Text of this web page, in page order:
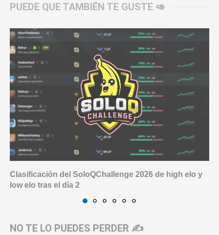
PUEDE QUE TAMBIÉN TE GUSTE 🥑
Clasificación del SoloQChallenge 2026 de high elo y
low elo tras el día 2
NO TE LO PUEDES PERDER ✍️